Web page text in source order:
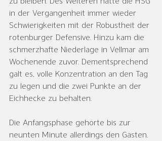
in der Vergangenheit immer wieder
Schwierigkeiten mit der Robustheit der
rotenburger Defensive. Hinzu kam die
schmerzhafte Niederlage in Vellmar am
Wochenende zuvor. Dementsprechend
galt es, volle Konzentration an den Tag
zu legen und die zwei Punkte an der
Eichhecke zu behalten.
Die Anfangsphase gehörte bis zur
neunten Minute allerdings den Gästen.